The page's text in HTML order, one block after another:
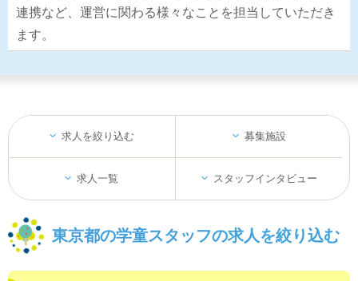
連携など、運営に関わる様々なことを担当していただき
ます。
求人を絞り込む 募集施設
求人一覧 スタッフインタビュー
東京都の学童スタッフの求人を絞り込む